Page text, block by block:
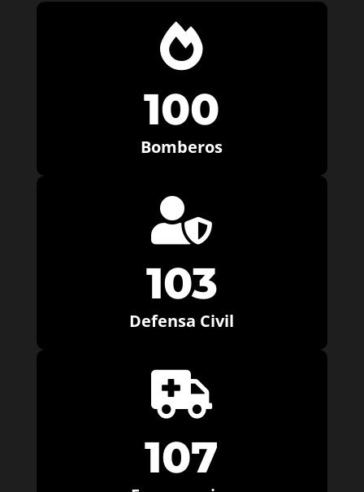

100
Bomberos

103
Defensa Civil

107